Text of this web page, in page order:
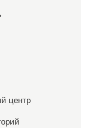
центр